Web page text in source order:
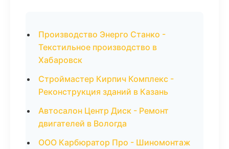
Производство Энерго Станко -
Текстильное производство в
Хабаровск
Строймастер Кирпич Комплекс -
Реконструкция зданий в Казань
Автосалон Центр Диск - Ремонт
двигателей в Вологда
ООО Карбюратор Про - Шиномонтаж